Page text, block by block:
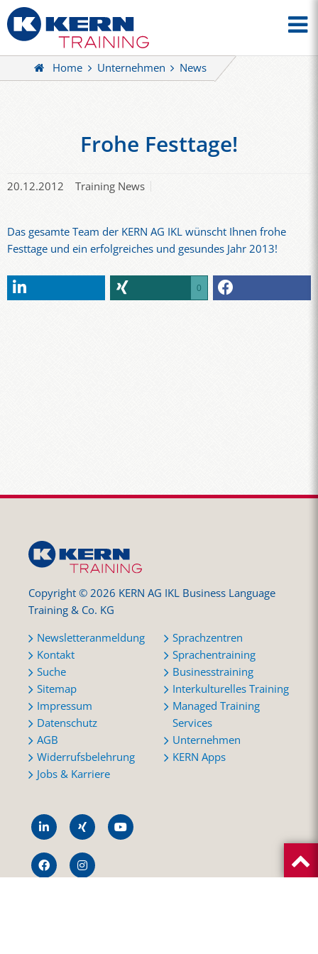
Home Unternehmen News
Frohe Festtage!
20.12.2012 Training News
Das gesamte Team der KERN AG IKL wünscht Ihnen frohe
Festtage und ein erfolgreiches und gesundes Jahr 2013!
0
Copyright © 2026 KERN AG IKL Business Language
Training & Co. KG
Newsletteranmeldung
Kontakt
Suche
Sitemap
Impressum
Datenschutz
AGB
Widerrufsbelehrung
Jobs & Karriere
Sprachzentren
Sprachentraining
Businesstraining
Interkulturelles Training
Managed Training
Services
Unternehmen
KERN Apps